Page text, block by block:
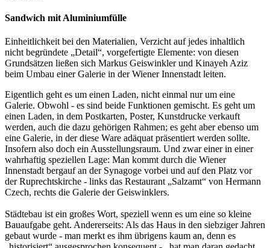
Sandwich mit Aluminiumfülle
Einheitlichkeit bei den Materialien, Verzicht auf jedes inhaltlich
nicht begründete „Detail“, vorgefertigte Elemente: von diesen
Grundsätzen ließen sich Markus Geiswinkler und Kinayeh Aziz
beim Umbau einer Galerie in der Wiener Innenstadt leiten.
Eigentlich geht es um einen Laden, nicht einmal nur um eine
Galerie. Obwohl - es sind beide Funktionen gemischt. Es geht um
einen Laden, in dem Postkarten, Poster, Kunstdrucke verkauft
werden, auch die dazu gehörigen Rahmen; es geht aber ebenso um
eine Galerie, in der diese Ware adäquat präsentiert werden sollte.
Insofern also doch ein Ausstellungsraum. Und zwar einer in einer
wahrhaftig speziellen Lage: Man kommt durch die Wiener
Innenstadt bergauf an der Synagoge vorbei und auf den Platz vor
der Ruprechtskirche - links das Restaurant „Salzamt“ von Hermann
Czech, rechts die Galerie der Geiswinklers.
Städtebau ist ein großes Wort, speziell wenn es um eine so kleine
Bauaufgabe geht. Andererseits: Als das Haus in den siebziger Jahren
gebaut wurde - man merkt es ihm übrigens kaum an, denn es